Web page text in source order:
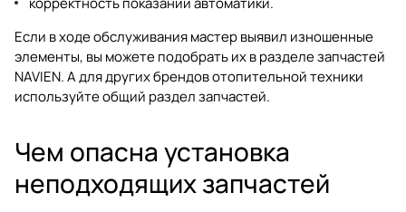
Если в ходе обслуживания мастер выявил изношенные
элементы, вы можете подобрать их в разделезапчастей
NAVIEN. А для других брендов отопительной техники
используйте общий разделзапчастей.
Чем опасна установка
неподходящих запчастей